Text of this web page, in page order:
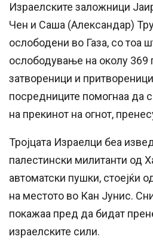
Израелските заложници
Чен и Саша (Александар)
ослободени во Газа, со тоа
ослободување на околу 369
затвореници и
посредниците помогнаа да
на прекинот на огнот,
Тројцата Израелци беа
палестински милитанти од
автоматски пушки, стоејќи
на местото во Кан Јунис.
покажаа пред да бидат
израелските сили.